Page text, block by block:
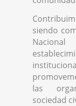
siendo
las
sociedad